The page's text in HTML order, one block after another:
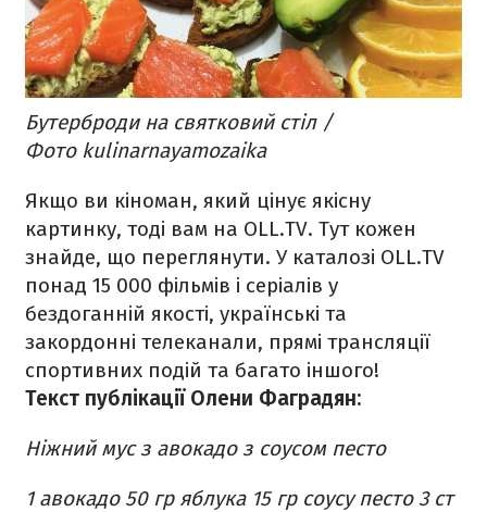
Бутерброди на святковий стіл /
Фото kulinarnayamozaika
Якщо ви кіноман, який цінує якісну
картинку, тоді вам на OLL.TV. Тут кожен
знайде, що переглянути. У каталозі OLL.TV
понад 15 000 фільмів і серіалів у
бездоганній якості, українські та
закордонні телеканали, прямі трансляції
спортивних подій та багато іншого!
Текст публікації Олени Фаградян:
Ніжний мус з авокадо з соусом песто
1 авокадо50 гр яблука15 гр соусу песто3 ст